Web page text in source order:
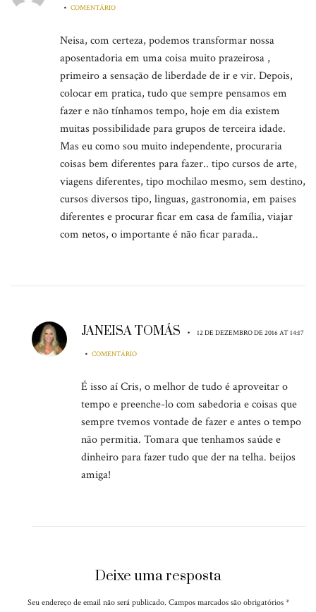
• COMENTÁRIO
Neisa, com certeza, podemos transformar nossa
aposentadoria em uma coisa muito prazeirosa ,
primeiro a sensação de liberdade de ir e vir. Depois,
colocar em pratica, tudo que sempre pensamos em
fazer e não tínhamos tempo, hoje em dia existem
muitas possibilidade para grupos de terceira idade.
Mas eu como sou muito independente, procuraria
coisas bem diferentes para fazer.. tipo cursos de arte,
viagens diferentes, tipo mochilao mesmo, sem destino,
cursos diversos tipo, linguas, gastronomia, em paises
diferentes e procurar ficar em casa de família, viajar
com netos, o importante é não ficar parada..
JANEISA TOMÁS • 12 DE DEZEMBRO DE 2016 AT 14:17
• COMENTÁRIO
É isso aí Cris, o melhor de tudo é aproveitar o
tempo e preenche-lo com sabedoria e coisas que
sempre tvemos vontade de fazer e antes o tempo
não permitia. Tomara que tenhamos saúde e
dinheiro para fazer tudo que der na telha. beijos
amiga!
Deixe uma resposta
Seu endereço de email não será publicado. Campos marcados são obrigatórios *